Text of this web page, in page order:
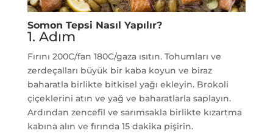
Somon Tepsi Nasıl Yapılır?
1. Adım
Fırını 200C/fan 180C/gaza ısıtın. Tohumları ve
zerdeçalları büyük bir kaba koyun ve biraz
baharatla birlikte bitkisel yağı ekleyin. Brokoli
çiçeklerini atın ve yağ ve baharatlarla saplayın.
Ardından zencefil ve sarımsakla birlikte kızartma
kabına alın ve fırında 15 dakika pişirin.